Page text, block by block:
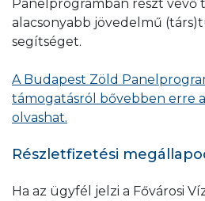
Panelprogramban részt vevő
alacsonyabb jövedelmű
segítséget.
A Budapest Zöld
támogatásról bővebben erre
olvashat.
Részletfizetési
Ha az ügyfél jelzi a Fővárosi